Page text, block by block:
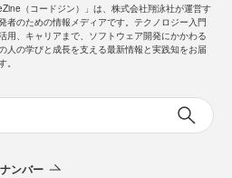
（コードジン）」は、株式会社翔泳社が運営す
者のための情報メディアです。テクノロジー入門
用、キャリアまで、ソフトウェア開発にかかわる
人の学びと成長を支える最新情報と実践知をお届
。
ンバー